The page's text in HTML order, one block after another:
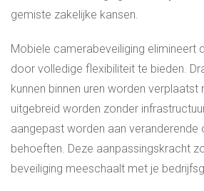
gemiste zakelijke kansen.
Mobiele camerabeveiliging elimineert
door volledige flexibiliteit te bieden.
kunnen binnen uren worden verplaatst
uitgebreid worden zonder
aangepast worden aan veranderende
behoeften. Deze aanpassingskracht
beveiliging meeschaalt met je